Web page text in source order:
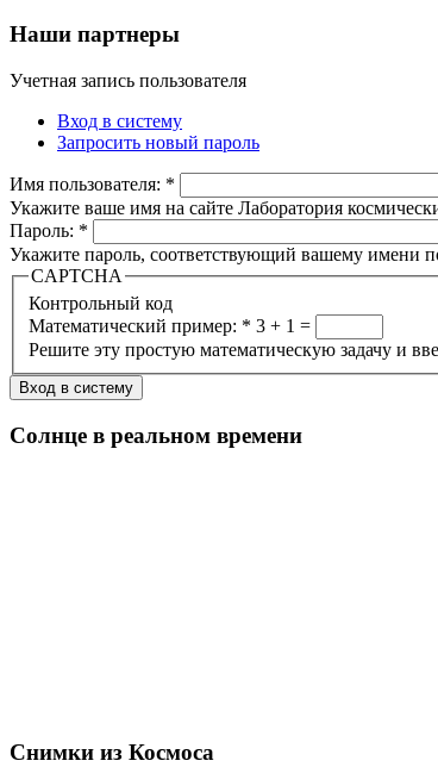
Наши партнеры
Учетная запись пользователя
Вход в систему
Запросить новый пароль
Имя пользователя: *
Укажите ваше имя на сайте Лаборатория
Пароль: *
Укажите пароль, соответствующий вашему имени
CAPTCHA
Контрольный код
Математический пример: * 3 + 1 =
Решите эту простую математическую задачу и
Солнце в реальном времени
Снимки из Космоса